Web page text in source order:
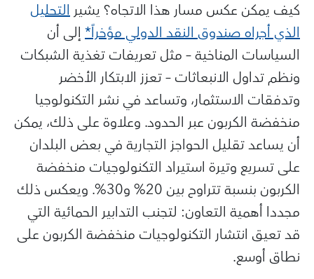
كيف يمكن عكس مسار هذا الاتجاه؟ يشيرالتحليل
الذي أجراه صندوق النقد الدولي مؤخراً*إلى أن
السياسات المناخية – مثل تعريفات تغذية الشبكات
ونظم تداول الانبعاثات – تعزز الابتكار الأخضر
وتدفقات الاستثمار، وتساعد في نشر التكنولوجيا
منخفضة الكربون عبر الحدود. وعلاوة على ذلك، يمكن
أن يساعد تقليل الحواجز التجارية في بعض البلدان
على تسريع وتيرة استيراد التكنولوجيات منخفضة
الكربون بنسبة تتراوح بين 20% و30%. ويعكس ذلك
مجددا أهمية التعاون: لتجنب التدابير الحمائية التي
قد تعيق انتشار التكنولوجيات منخفضة الكربون على
نطاق أوسع.